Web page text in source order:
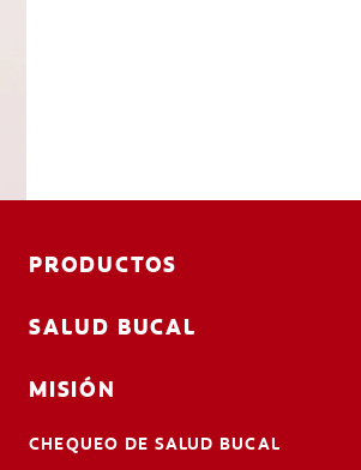
PRODUCTOS
SALUD BUCAL
MISIÓN
CHEQUEO DE SALUD BUCAL